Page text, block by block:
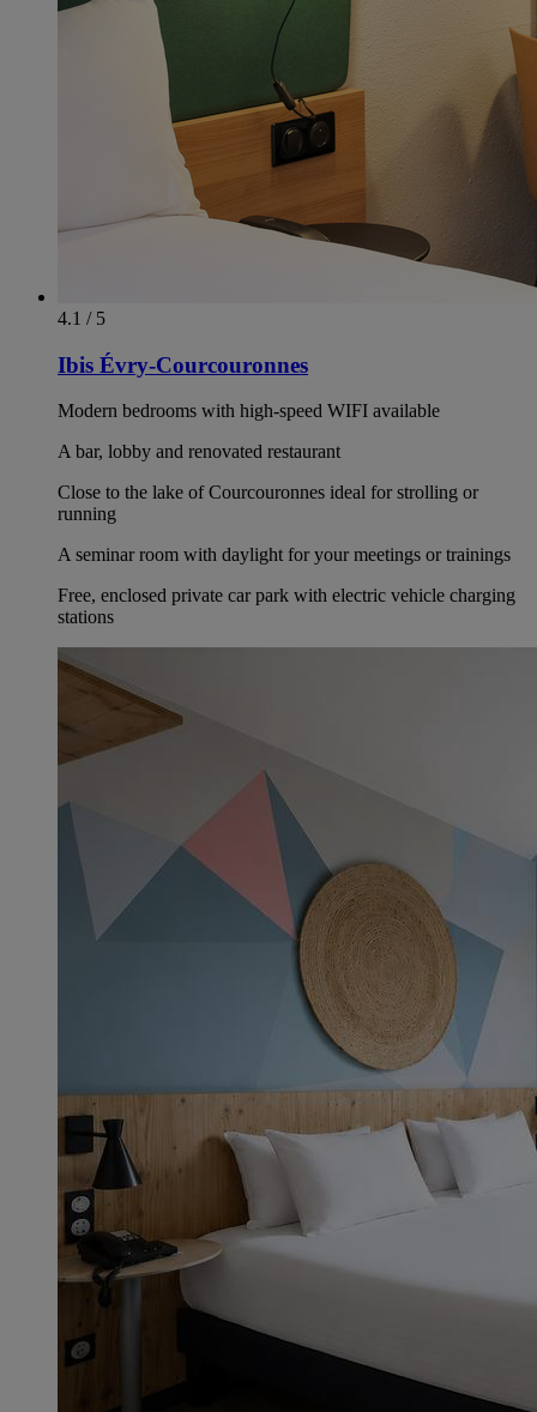
4.1 / 5
Ibis Évry-Courcouronnes
Modern bedrooms with high-speed WIFI available
A bar, lobby and renovated restaurant
Close to the lake of Courcouronnes ideal for strolling or
running
A seminar room with daylight for your meetings or trainings
Free, enclosed private car park with electric vehicle charging
stations